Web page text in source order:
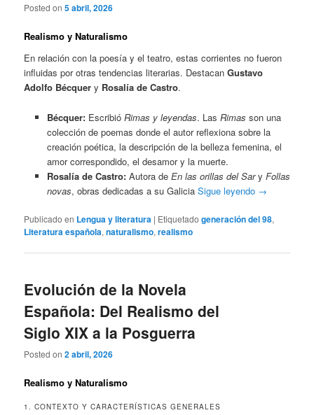
Posted on5 abril, 2026
Realismo y Naturalismo
En relación con la poesía y el teatro, estas corrientes no fueron
influidas por otras tendencias literarias. DestacanGustavo
Adolfo Bécquer y Rosalía de Castro.
Bécquer:Escribió Rimas y leyendas. Las Rimas son una
colección de poemas donde el autor reflexiona sobre la
creación poética, la descripción de la belleza femenina, el
amor correspondido, el desamor y la muerte.
Rosalía de Castro:Autora de En las orillas del Sary Follas
novas, obras dedicadas a su Galicia Sigue leyendo →
Publicado en Lengua y literatura | Etiquetado generación del 98,
Literatura española,naturalismo,realismo
Evolución de la Novela
Española: Del Realismo del
Siglo XIX a la Posguerra
Posted on2 abril, 2026
Realismo y Naturalismo
1. CONTEXTO Y CARACTERÍSTICAS GENERALES